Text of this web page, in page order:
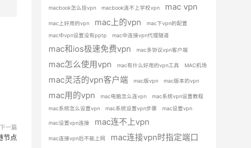
下一篇
节点
macbook怎么挂vpn macbook连不上学校vpn mac vpn
mac上好用的vpn mac上的vpn
mac下vpn的配置
mac中vpn设置没有pptp
mac中连接vpn代理隧道
mac和ios极速免费vpn mac多协议vpn客户端
mac怎么使用vpn mac有什么好用的vpn工具 MAC机场
mac灵活的vpn客户端 mac版vpn mac版本的vpn
mac用的vpn mac电脑怎么连vpn
mac系统vpn设置教程
mac系统怎么设置vpn
mac系统设置vpn步骤 mac设置vpn
mac设置vpn连接 mac连不上vpn
mac连接vpn后不能上网 mac连接vpn时指定端口